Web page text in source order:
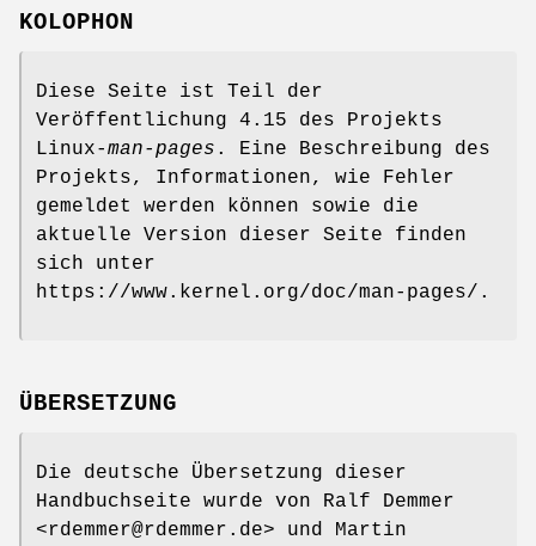
KOLOPHON
Diese Seite ist Teil der
Veröffentlichung 4.15 des Projekts
Linux-man-pages . Eine Beschreibung des
Projekts, Informationen, wie Fehler
gemeldet werden können sowie die
aktuelle Version dieser Seite finden
sich unter
https://www.kernel.org/doc/man-pages/.
ÜBERSETZUNG
Die deutsche Übersetzung dieser
Handbuchseite wurde von Ralf Demmer
<rdemmer@rdemmer.de> und Martin